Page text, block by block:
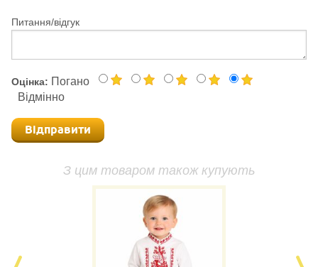
Питання/відгук
Оцінка: Погано
Відмінно
Відправити
З цим товаром також купують